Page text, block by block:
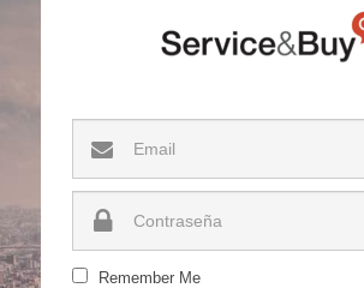
Remember Me